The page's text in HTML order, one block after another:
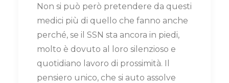
Non si può però pretendere da questi
medici più di quello che fanno anche
perché, se il SSN sta ancora in piedi,
molto è dovuto al loro silenzioso e
quotidiano lavoro di prossimità. Il
pensiero unico, che si auto assolve